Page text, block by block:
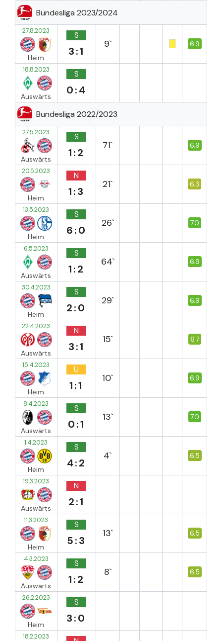
Bundesliga 2023/2024
27.8.2023
Heim
S
3:1
9` 6.9
18.8.2023
Auswärts
S
0:4
Bundesliga 2022/2023
27.5.2023
Auswärts
S
1:2
71` 6.9
20.5.2023
Heim
N
1:3
21` 6.3
13.5.2023
Heim
S
6:0
26` 7.0
6.5.2023
Auswärts
S
1:2
64` 6.9
30.4.2023
Heim
S
2:0
29` 6.9
22.4.2023
Auswärts
N
3:1
15` 6.7
15.4.2023
Heim
U
1:1
10` 6.9
8.4.2023
Auswärts
S
0:1
13` 7.0
1.4.2023
Heim
S
4:2
4` 6.5
19.3.2023
Auswärts
N
2:1
11.3.2023
Heim
S
5:3
13` 6.5
4.3.2023
Auswärts
S
1:2
8` 6.5
26.2.2023
Heim
S
3:0
18.2.2023